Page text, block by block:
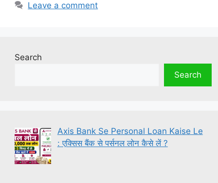
Leave a comment
Search
Search
Axis Bank Se Personal Loan Kaise Le
: एक्सिस बैंक से पर्सनल लोन कैसे लें ?